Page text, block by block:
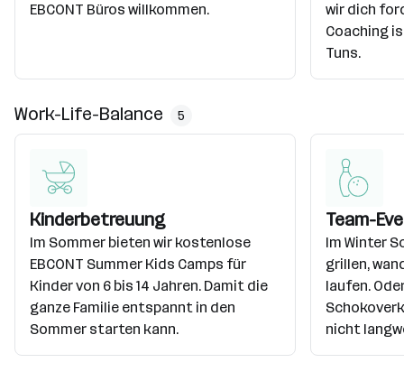
EBCONT Büros willkommen.
wir dich
Coaching
Tuns.
Work-Life-Balance 5
Kinderbetreuung
Im Sommer bieten wir kostenlose
EBCONT Summer Kids Camps für
Kinder von 6 bis 14 Jahren. Damit die
ganze Familie entspannt in den
Sommer starten kann.
Team-
Im Winter
grillen,
laufen.
nicht